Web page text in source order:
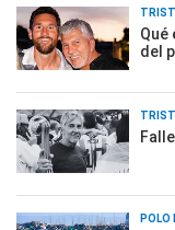
Qué
del
POLO